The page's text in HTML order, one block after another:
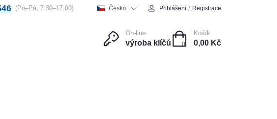
(Po–Pá, 7:30–17:00) Česko Přihlášení / Registrace
On-line
výroba klíčů 0
Košík
0,00 Kč